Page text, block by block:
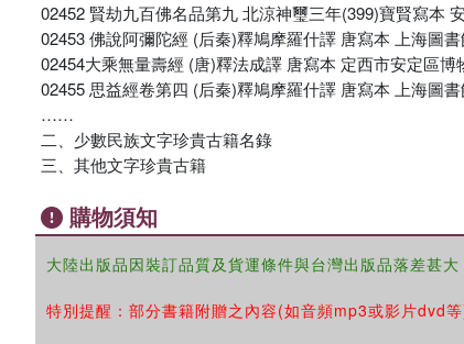
02452 賢劫九百佛名品第九 北涼神璽三年(399)寶賢寫本
02453 佛說阿彌陀經 (后秦)釋鳩摩羅什譯 唐寫本 上海圖
02454大乘無量壽經 (唐)釋法成譯 唐寫本 定西市安定區博
02455 思益經卷第四 (后秦)釋鳩摩羅什譯 唐寫本 上海圖
……
二、少數民族文字珍貴古籍名錄
三、其他文字珍貴古籍
購物須知
大陸出版品因裝訂品質及貨運條件與台灣出版品落差甚
特別提醒：部分書籍附贈之內容(如音頻mp3或影片dvd